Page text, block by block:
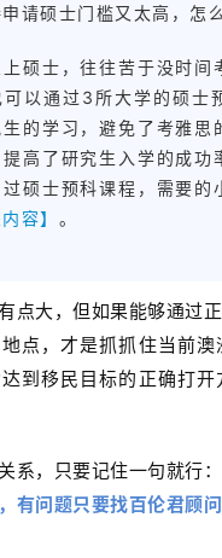
请硕士门槛又太高，怎
硕士，往往苦于没时间
可以通过3所大学的硕士
的学习，避免了考雅思
高了研究生入学的成功
硕士预科课程，需要的
容】 。
点大，但如果能够通过
点，才是抓抓住当前
到移民目标的正确打
系，只要记住一句就行：
有问题只要找百伦君顾